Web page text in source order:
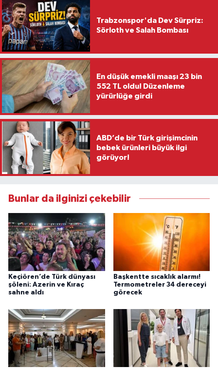
Trabzonspor'da Dev Sürpriz:
Sörloth ve Salah Bombası
En düşük emekli maaşı 23 bin
552 TL oldu! Düzenleme
yürürlüğe girdi
ABD’de bir Türk girişimcinin
bebek ürünleri büyük ilgi
görüyor!
Bunlar da ilginizi çekebilir
Keçiören’de Türk dünyası
şöleni: Azerin ve Kıraç
sahne aldı
Başkentte sıcaklık alarmı!
Termometreler 34 dereceyi
görecek